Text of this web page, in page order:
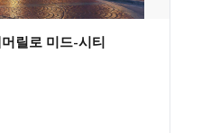
릴로 미드-시티